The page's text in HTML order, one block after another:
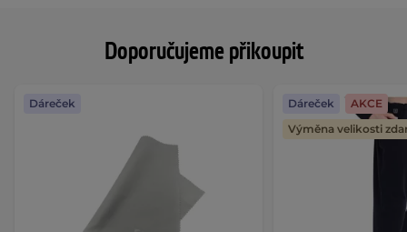
Doporučujeme přikoupit
Dáreček Dáreček
AKCE
Výměna velikosti